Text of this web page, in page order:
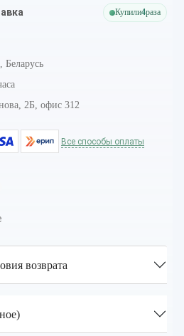
Купили4раза
2Б, офис 312
Все способы оплаты
возврата